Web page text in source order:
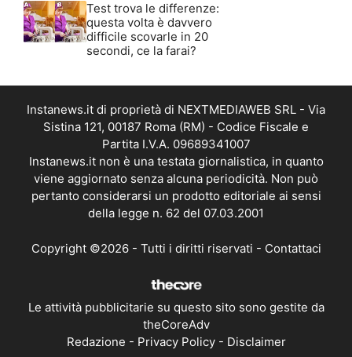
Test trova le differenze:
questa volta è davvero
difficile scovarle in 20
secondi, ce la farai?
Instanews.it di proprietà di NEXTMEDIAWEB SRL - Via
Sistina 121, 00187 Roma (RM) - Codice Fiscale e
Partita I.V.A. 09689341007
Instanews.it non è una testata giornalistica, in quanto
viene aggiornato senza alcuna periodicità. Non può
pertanto considerarsi un prodotto editoriale ai sensi
della legge n. 62 del 07.03.2001
Copyright ©2026 - Tutti i diritti riservati - Contattaci
Le attività pubblicitarie su questo sito sono gestite da
theCoreAdv
Redazione - Privacy Policy- Disclaimer